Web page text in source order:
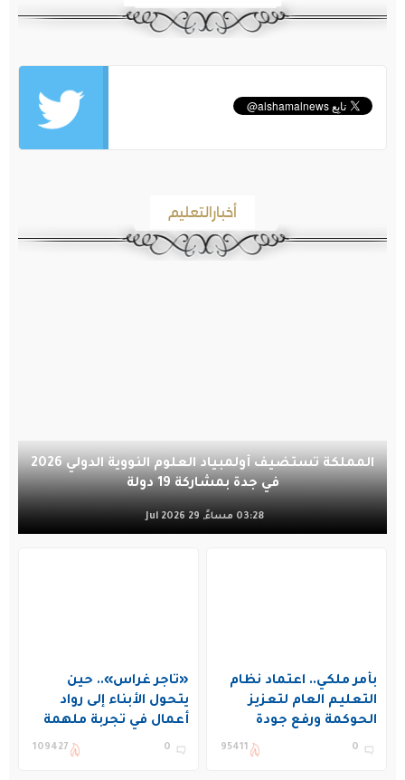
أخبارالتعليم
المملكة تستضيف أولمبياد العلوم النووية الدولي 2026
في جدة بمشاركة 19 دولة
03:28 مساءً, 29 Jul 2026
بأمر ملكي.. اعتماد نظام
التعليم العام لتعزيز
الحوكمة ورفع جودة
التعليم في المملكة
0
95411
«تاجر غراس».. حين
يتحول الأبناء إلى رواد
أعمال في تجربة ملهمة
بنادي غراس الصيفي
0
109427